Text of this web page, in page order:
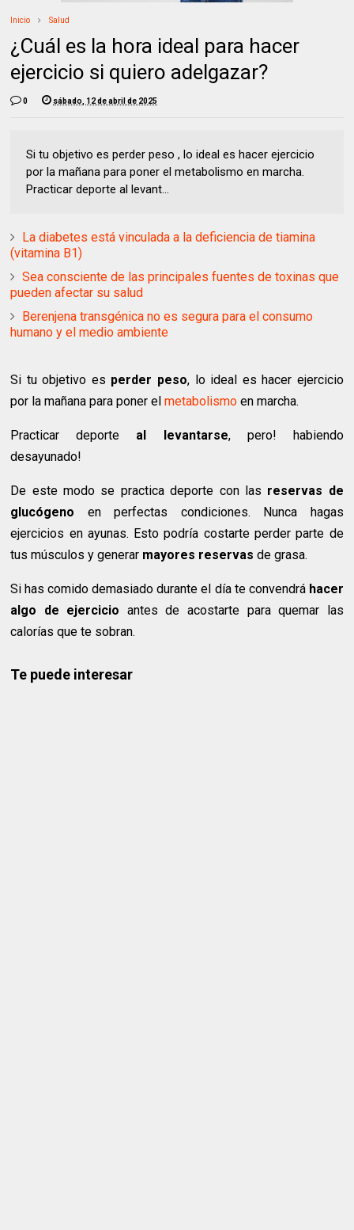
Inicio Salud
¿Cuál es la hora ideal para hacer
ejercicio si quiero adelgazar?
0 sábado, 12 de abril de 2025
Si tu objetivo es perder peso , lo ideal es hacer ejercicio
por la mañana para poner el metabolismo en marcha.
Practicar deporte al levant...
La diabetes está vinculada a la deficiencia de tiamina
(vitamina B1)
Sea consciente de las principales fuentes de toxinas que
pueden afectar su salud
Berenjena transgénica no es segura para el consumo
humano y el medio ambiente
Si tu objetivo es perder peso, lo ideal es hacer ejercicio
por la mañana para poner elmetabolismo en marcha.
Practicar deporte al levantarse, pero! habiendo
desayunado!
De este modo se practica deporte con las reservas de
glucógeno en perfectas condiciones. Nunca hagas
ejercicios en ayunas. Esto podría costarte perder parte de
tus músculos y generar mayores reservas de grasa.
Si has comido demasiado durante el día te convendrá hacer
algo de ejercicio antes de acostarte para quemar las
calorías que te sobran.
Te puede interesar